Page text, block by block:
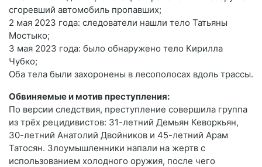
сгоревший автомобиль пропавших;
2 мая 2023 года: следователи нашли тело Татьяны
Мостыко;
3 мая 2023 года: было обнаружено тело Кирилла
Чубко;
Оба тела были захоронены в лесополосах вдоль трассы.
Обвиняемые и мотив преступления:
По версии следствия, преступление совершила группа
из трёх рецидивистов: 31-летний Демьян Кеворкьян,
30-летний Анатолий Двойников и 45-летний Арам
Татосян. Злоумышленники напали на жертв с
использованием холодного оружия, после чего